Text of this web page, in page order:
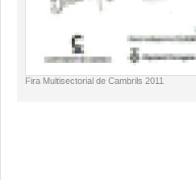
Fira Multisectorial de Cambrils 2011